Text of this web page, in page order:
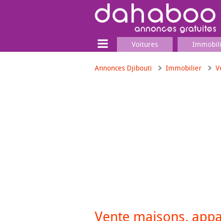
Voitures
Annonces Djibouti Immobilier
Vente maisons,